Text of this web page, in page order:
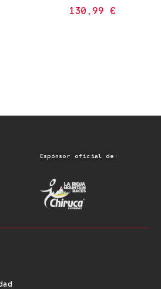
130,99 €
Espónsor oficial de: